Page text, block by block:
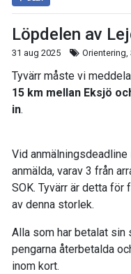
Löpdelen av
31 aug 2025 Orientering,
Tyvärr måste vi
15 km mellan Eksjö
in.
Vid
anmälda, varav 3 från
SOK. Tyvärr är detta
av denna storlek.
Alla som har betalat
pengarna återbetalda
inom kort.